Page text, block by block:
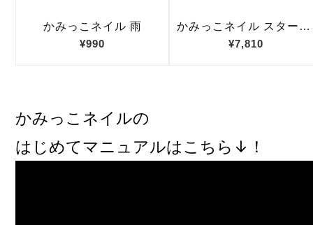
かみっこネイルの
はじめてマニュアルはこちら↓！